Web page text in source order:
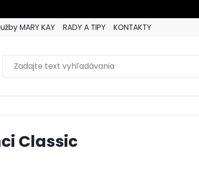
MARY KAY RADY A TIPY KONTAKTY
Classic